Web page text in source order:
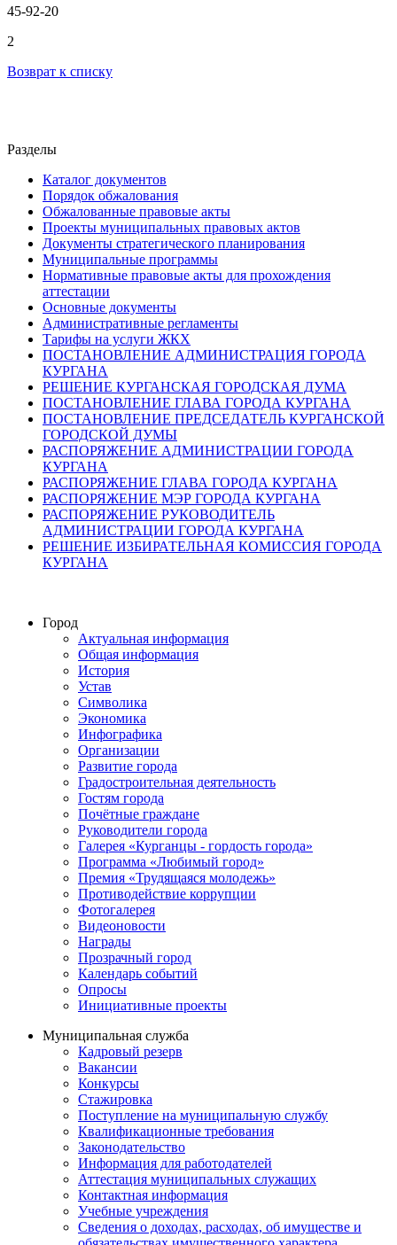
45-92-20
2
Возврат к списку
Разделы
Каталог документов
Порядок обжалования
Обжалованные правовые акты
Проекты муниципальных правовых актов
Документы стратегического планирования
Муниципальные программы
Нормативные правовые акты для прохождения
аттестации
Основные документы
Административные регламенты
Тарифы на услуги ЖКХ
ПОСТАНОВЛЕНИЕ АДМИНИСТРАЦИЯ ГОРОДА
КУРГАНА
РЕШЕНИЕ КУРГАНСКАЯ ГОРОДСКАЯ ДУМА
ПОСТАНОВЛЕНИЕ ГЛАВА ГОРОДА КУРГАНА
ПОСТАНОВЛЕНИЕ ПРЕДСЕДАТЕЛЬ КУРГАНСКОЙ
ГОРОДСКОЙ ДУМЫ
РАСПОРЯЖЕНИЕ АДМИНИСТРАЦИИ ГОРОДА
КУРГАНА
РАСПОРЯЖЕНИЕ ГЛАВА ГОРОДА КУРГАНА
РАСПОРЯЖЕНИЕ МЭР ГОРОДА КУРГАНА
РАСПОРЯЖЕНИЕ РУКОВОДИТЕЛЬ
АДМИНИСТРАЦИИ ГОРОДА КУРГАНА
РЕШЕНИЕ ИЗБИРАТЕЛЬНАЯ КОМИССИЯ ГОРОДА
КУРГАНА
Город
Актуальная информация
Общая информация
История
Устав
Символика
Экономика
Инфографика
Организации
Развитие города
Градостроительная деятельность
Гостям города
Почётные граждане
Руководители города
Галерея «Курганцы - гордость города»
Программа «Любимый город»
Премия «Трудящаяся молодежь»
Противодействие коррупции
Фотогалерея
Видеоновости
Награды
Прозрачный город
Календарь событий
Опросы
Инициативные проекты
Муниципальная служба
Кадровый резерв
Вакансии
Конкурсы
Стажировка
Поступление на муниципальную службу
Квалификационные требования
Законодательство
Информация для работодателей
Аттестация муниципальных служащих
Контактная информация
Учебные учреждения
Сведения о доходах, расходах, об имуществе и